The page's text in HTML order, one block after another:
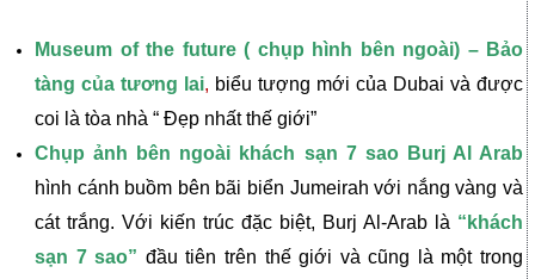
Museum of the future ( chụp hình bên ngoài) – Bảo
tàng của tương lai, biểu tượng mới của Dubai và được
coi là tòa nhà “ Đẹp nhất thế giới”
Chụp ảnh bên ngoài khách sạn 7 sao Burj Al Arab
hình cánh buồm bên bãi biển Jumeirah với nắng vàng và
cát trắng. Với kiến trúc đặc biệt, Burj Al-Arab là “khách
sạn 7 sao” đầu tiên trên thế giới và cũng là một trong